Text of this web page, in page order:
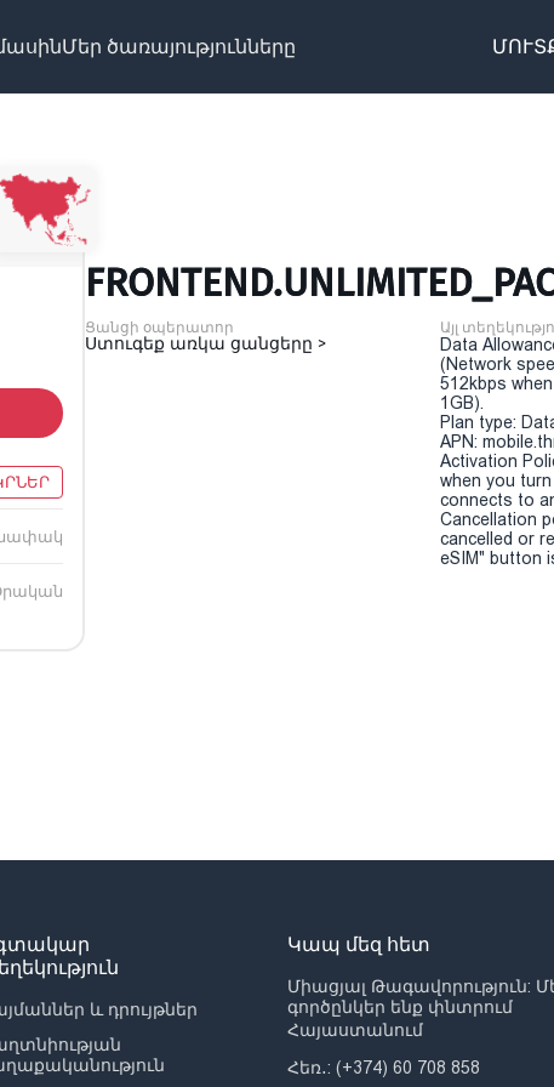
Մեր ծառայությունները
Ցանցի օպերատոր
Ստուգեք առկա ցանցերը >
Այլ
Data
(Network
512kbps
1GB).
Plan type:
APN:
Activation
when you
connects to
Cancellation
cancelled or
eSIM" button
և դրույթներ
Կապ մեզ հետ
Միացյալ Թագավորություն:
գործընկեր ենք փնտրում
Հայաստանում
Հեռ․: (+374) 60 708 858